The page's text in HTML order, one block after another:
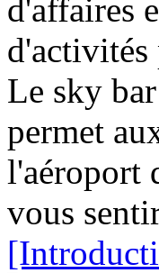
d'affaires
Le sky
permet
l'aéroport
vous